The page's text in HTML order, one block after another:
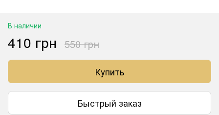
В наличии
410 грн 550 грн
Купить
Быстрый заказ